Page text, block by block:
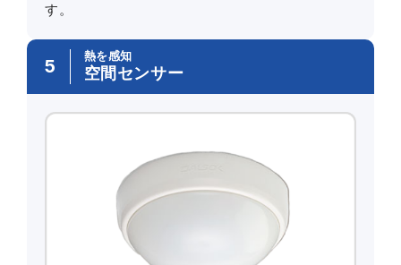
す。
5 熱を感知
空間センサー